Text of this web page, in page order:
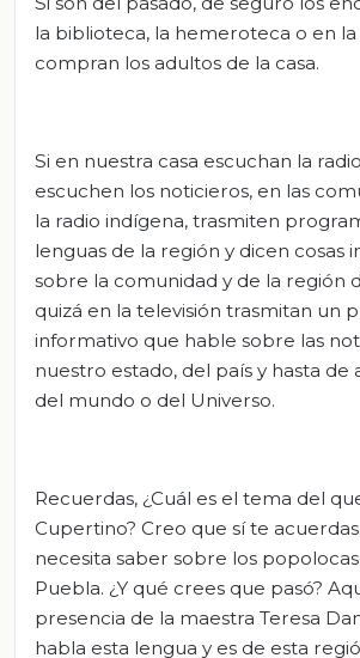
la biblioteca, la hemeroteca o en la
compran los adultos de la casa.
Si en nuestra casa escuchan la
escuchen los noticieros, en las
la radio indígena, trasmiten
lenguas de la región y dicen cosas
sobre la comunidad y de la región
quizá en la televisión trasmitan un
informativo que hable sobre las
nuestro estado, del país y hasta de
del mundo o del Universo.
Recuerdas, ¿Cuál es el tema del
Cupertino? Creo que sí te
necesita saber sobre los
Puebla. ¿Y qué crees que pasó?
presencia de la maestra Teresa
habla esta lengua y es de esta